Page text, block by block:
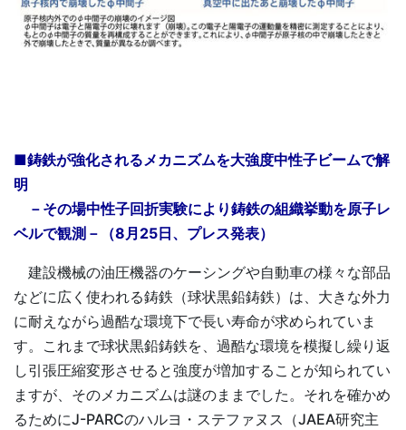
■鋳鉄が強化されるメカニズムを大強度中性子ビームで解
明
－その場中性子回折実験により鋳鉄の組織挙動を原子レ
ベルで観測－（8月25日、プレス発表）
建設機械の油圧機器のケーシングや自動車の様々な部品
などに広く使われる鋳鉄（球状黒鉛鋳鉄）は、大きな外力
に耐えながら過酷な環境下で長い寿命が求められていま
す。これまで球状黒鉛鋳鉄を、過酷な環境を模擬し繰り返
し引張圧縮変形させると強度が増加することが知られてい
ますが、そのメカニズムは謎のままでした。それを確かめ
るためにJ-PARCのハルヨ・ステファヌス（JAEA研究主